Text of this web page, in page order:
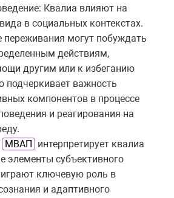
Квалиа влияют на
в социальных контекстах.
могут побуждать
действиям,
другим или к избеганию
подчеркивает важность
компонентов в процессе
и реагирования на
МВАП
интерпретирует квалиа
элементы субъективного
ключевую роль в
и адаптивного